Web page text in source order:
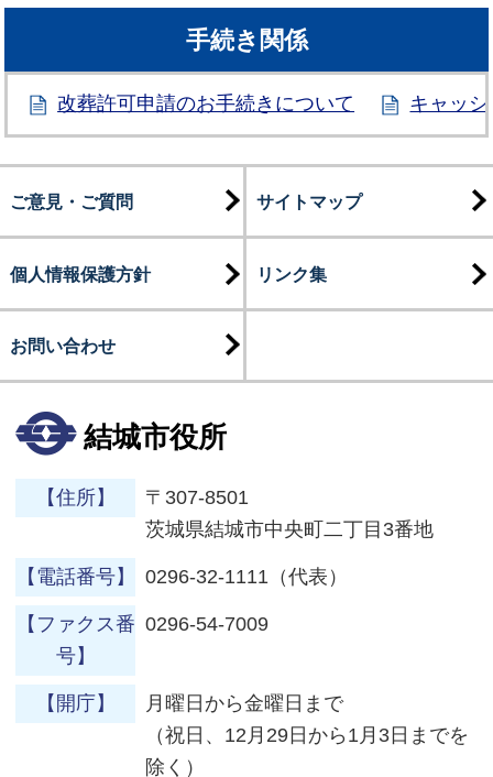
手続き関係
改葬許可申請のお手続きについて キャッ
ご意見・ご質問 サイトマップ
個人情報保護方針 リンク集
お問い合わせ
結城市役所
【住所】
〒307-8501
茨城県結城市中央町二丁目3番地
【電話番号】 0296-32-1111（代表）
【ファクス番
号】
0296-54-7009
【開庁】
月曜日から金曜日まで
（祝日、12月29日から1月3日までを
除く）